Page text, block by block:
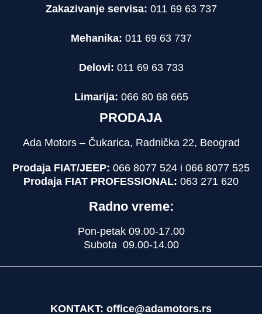
Zakazivanje servisa: 011 69 63 737
Mehanika: 011 69 63 737
Delovi: 011 69 63 733
Limarija: 066 80 68 665
PRODAJA
Ada Motors – Čukarica, Radnička 22, Beograd
Prodaja FIAT/JEEP: 066 8077 524 i 066 8077 525
Prodaja FIAT PROFESSIONAL: 063 271 620
Radno vreme:
Pon-petak 09.00-17.00
Subota 09.00-14.00
KONTAKT: office@adamotors.rs